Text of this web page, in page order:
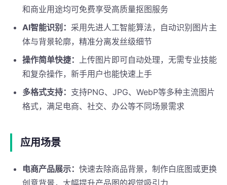
和商业用途均可免费享受高质量抠图服务
AI智能识别： 采用先进人工智能算法，自动识别图片主
体与背景轮廓，精准分离发丝级细节
操作简单快捷： 上传图片即可自动处理，无需专业技能
和复杂操作，新手用户也能快速上手
多格式支持： 支持PNG、JPG、WebP等多种主流图片
格式，满足电商、社交、办公等不同场景需求
应用场景
电商产品展示： 快速去除商品背景，制作白底图或更换